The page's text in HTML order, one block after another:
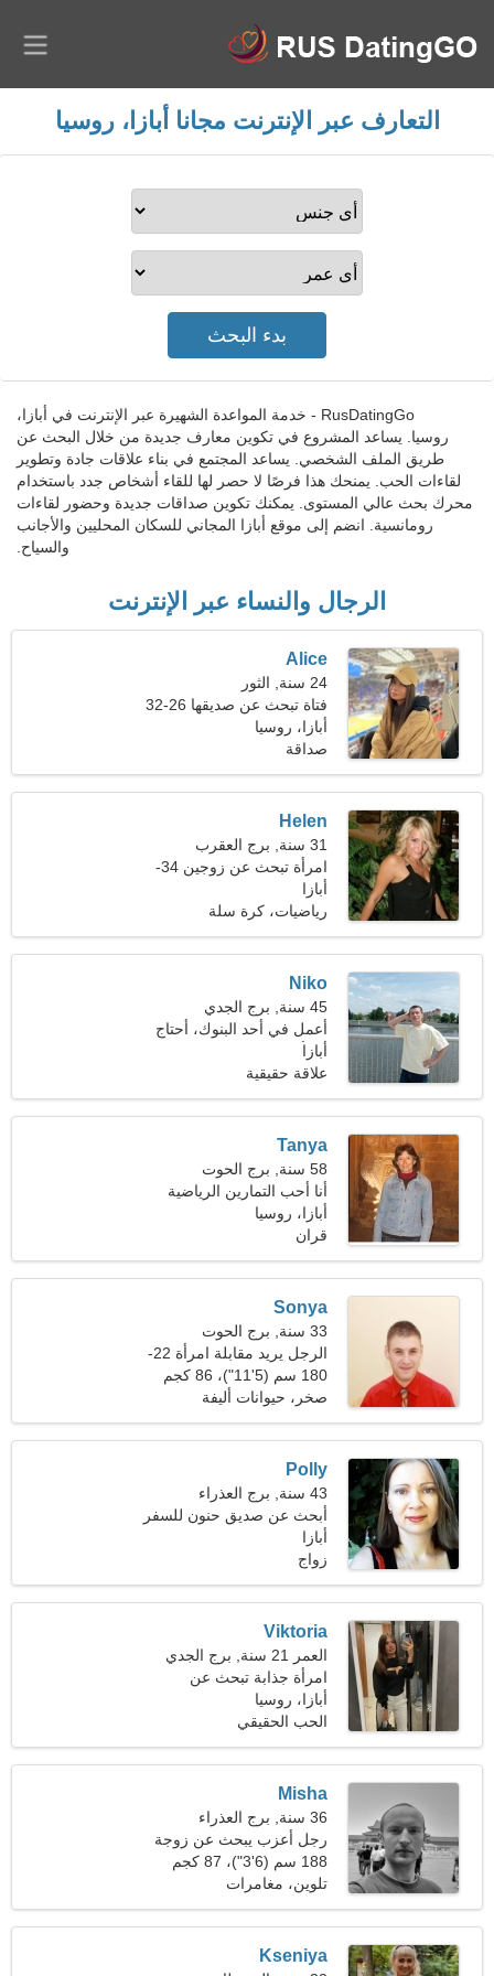
التعارف عبر الإنترنت مجانا أبازا، روسيا
RusDatingGo - خدمة المواعدة الشهيرة عبر الإنترنت في أبازا،
روسيا. يساعد المشروع في تكوين معارف جديدة من خلال البحث عن
طريق الملف الشخصي. يساعد المجتمع في بناء علاقات جادة وتطوير
لقاءات الحب. يمنحك هذا فرصًا لا حصر لها للقاء أشخاص جدد باستخدام
محرك بحث عالي المستوى. يمكنك تكوين صداقات جديدة وحضور لقاءات
رومانسية. انضم إلى موقع أبازا المجاني للسكان المحليين والأجانب
والسياح.
الرجال والنساء عبر الإنترنت
Alice
24 سنة, الثور
فتاة تبحث عن صديقها 26-32
أبازا، روسيا
صداقة
Helen
31 سنة, برج العقرب
امرأة تبحث عن زوجين 34-
41
أبازا
رياضيات، كرة سلة
Niko
45 سنة, برج الجدي
أعمل في أحد البنوك، أحتاج
امرأة عاطفية
أبازا
علاقة حقيقية
Tanya
58 سنة, برج الحوت
أنا أحب التمارين الرياضية
واللياقة البدنية
أبازا، روسيا
قران
Sonya
33 سنة, برج الحوت
الرجل يريد مقابلة امرأة 22-
30
180 سم (5'11")، 86 كجم
(189 رطلا)
صخر، حيوانات أليفة
Polly
43 سنة, برج العذراء
أبحث عن صديق حنون للسفر
معًا
أبازا
زواج
Viktoria
العمر 21 سنة, برج الجدي
امرأة جذابة تبحث عن
الأصدقاء
أبازا، روسيا
الحب الحقيقي
Misha
36 سنة, برج العذراء
رجل أعزب يبحث عن زوجة
188 سم (6'3")، 87 كجم
(191 رطلا)
تلوين، مغامرات
Kseniya